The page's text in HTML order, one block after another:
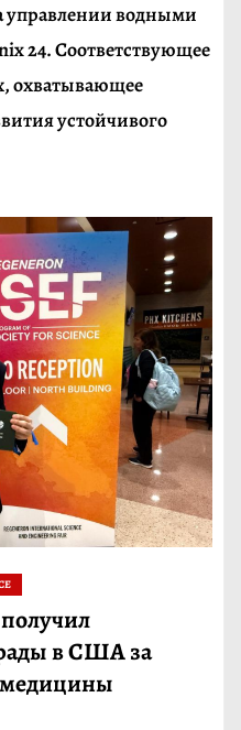
управлении водными
24. Соответствующее
охватывающее
устойчивого
в США за